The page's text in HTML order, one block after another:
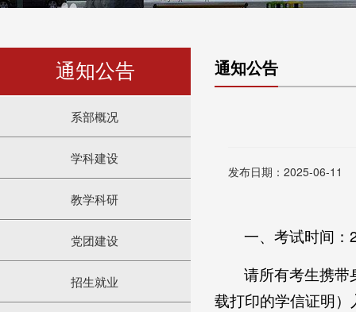
通知公告
系部概况
学科建设
教学科研
党团建设
招生就业
通知公告
发布日期：2025-06-11
一、考试时间：
请所有考生携带
载打印的学信证明）